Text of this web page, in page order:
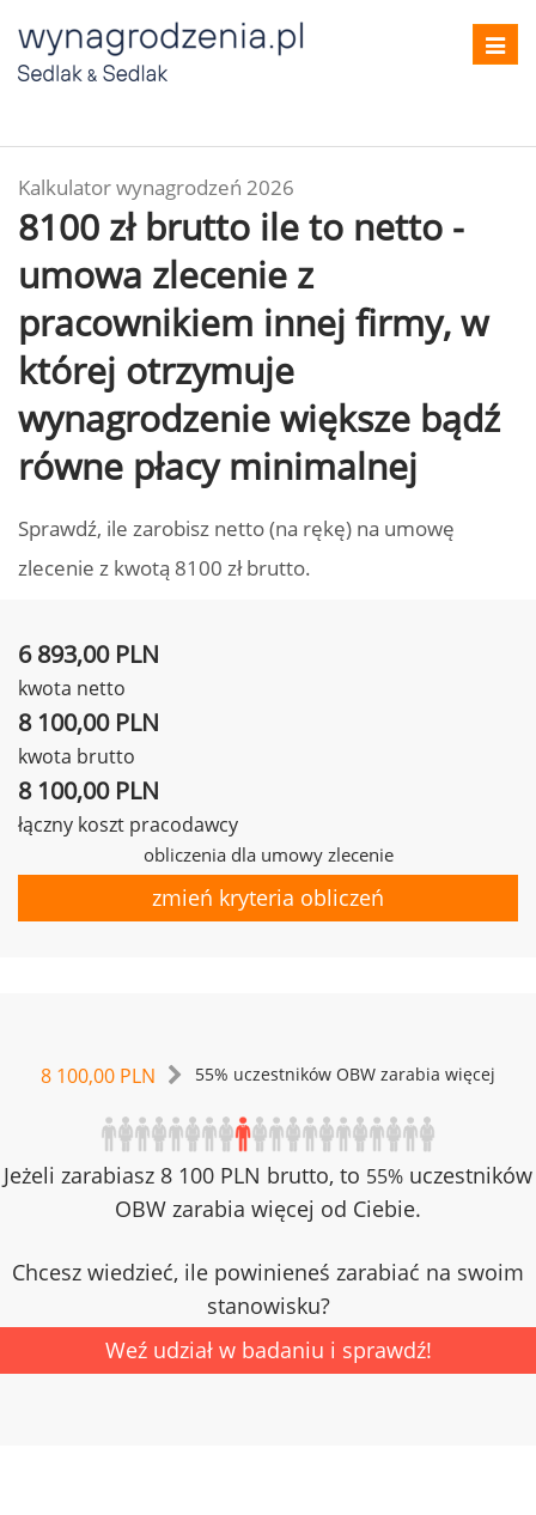
Kalkulator wynagrodzeń 2026
8100 zł brutto ile to netto -
umowa zlecenie z
pracownikiem innej firmy, w
której otrzymuje
wynagrodzenie większe bądź
równe płacy minimalnej
Sprawdź, ile zarobisz netto (na rękę) na umowę
zlecenie z kwotą 8100 zł brutto.
6 893,00 PLN
kwota netto
8 100,00 PLN
kwota brutto
8 100,00 PLN
łączny koszt pracodawcy
obliczenia dla umowy zlecenie
zmień kryteria obliczeń
8 100,00 PLN 55% uczestników OBW zarabia więcej
Jeżeli zarabiasz 8 100 PLN brutto, to 55% uczestników
OBW zarabia więcej od Ciebie.
Chcesz wiedzieć, ile powinieneś zarabiać na swoim
stanowisku?
Weź udział w badaniu i sprawdź!